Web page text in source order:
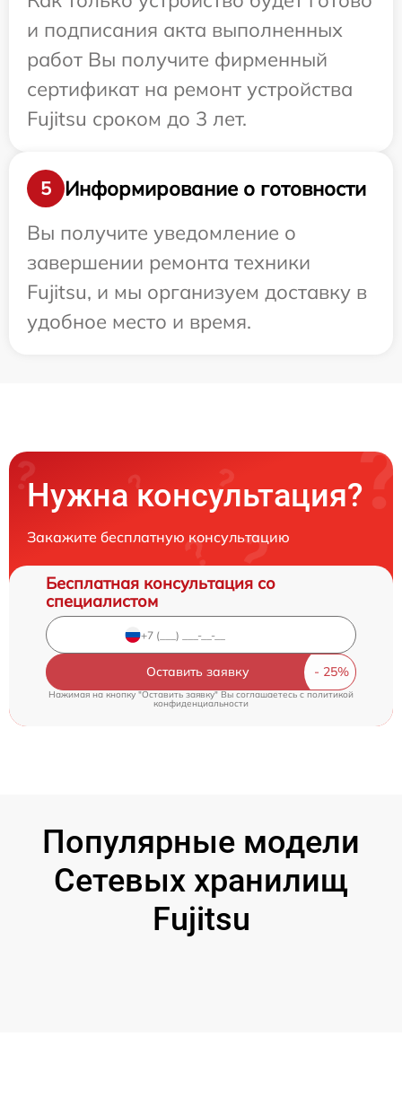
и подписания акта выполненных
работ Вы получите фирменный
сертификат на ремонт устройства
Fujitsu сроком до 3 лет.
5
Информирование о готовности
Вы получите уведомление о
завершении ремонта техники
Fujitsu, и мы организуем доставку в
удобное место и время.
Нужна консультация?
Закажите бесплатную консультацию
Бесплатная консультация со
специалистом
Оставить заявку
Нажимая на кнопку "Оставить заявку" Вы соглашаетесь c политикой
конфиденциальности
Популярные модели
Сетевых хранилищ
Fujitsu